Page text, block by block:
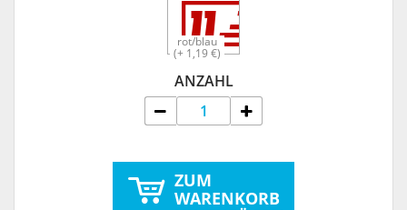
rot/blau
(+ 1,19 €)
ANZAHL
ZUM
WARENKORB